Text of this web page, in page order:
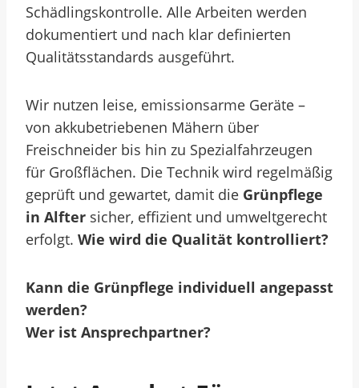
Schädlingskontrolle. Alle Arbeiten werden
dokumentiert und nach klar definierten
Qualitätsstandards ausgeführt.
Wir nutzen leise, emissionsarme Geräte –
von akkubetriebenen Mähern über
Freischneider bis hin zu Spezialfahrzeugen
für Großflächen. Die Technik wird regelmäßig
geprüft und gewartet, damit die Grünpflege
in Alfter sicher, effizient und umweltgerecht
erfolgt. Wie wird die Qualität kontrolliert?
Kann die Grünpflege individuell angepasst
werden?
Wer ist Ansprechpartner?